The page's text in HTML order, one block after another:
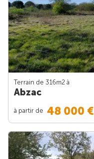
Terrain de 316m2 à
Abzac
à partir de 48 000 €